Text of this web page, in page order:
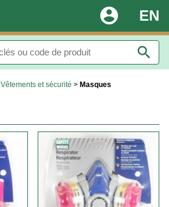
EN
account_circle
search
Vêtements et sécurité > Masques